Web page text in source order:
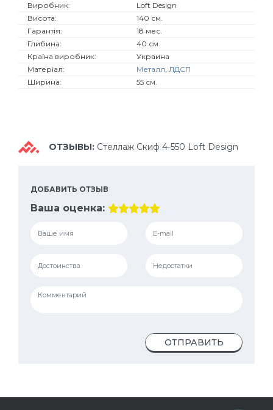
Виробник:
Loft Design
Висота:
140 см.
Гарантія:
18 мес.
Глибина:
40 см.
Країна виробник:
Украина
Матеріал:
Металл, ЛДСП
Ширина:
55 см.
ОТЗЫВЫ: Стеллаж Скиф 4-550 Loft Design
ДОБАВИТЬ ОТЗЫВ
Ваша оценка:
ОТПРАВИТЬ